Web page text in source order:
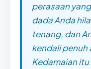
perasaan
dada Anda
tenang, dan
kendali penuh
Kedamaian